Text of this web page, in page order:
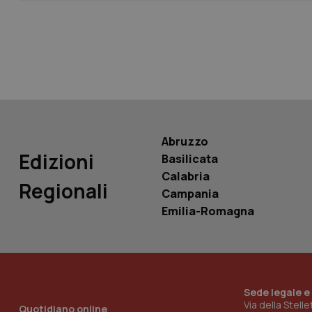
Edizioni
Regionali
Abruzzo
Basilicata
Calabria
Campania
Emilia-Romagna
Quotidiano online
Sede legale
Via della
_ga_KM60CM4NPH